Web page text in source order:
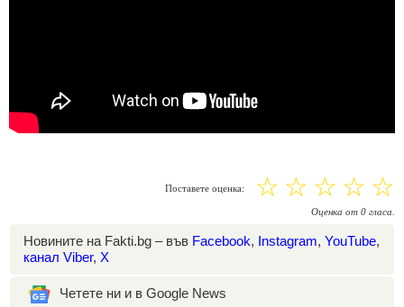
Поставете оценка: ☆
☆
☆
☆
☆
Оценка от 0 гласа.
Новините на Fakti.bg – във Facebook, Instagram, YouTube,
канал Viber, X
Четете ни и в Google News